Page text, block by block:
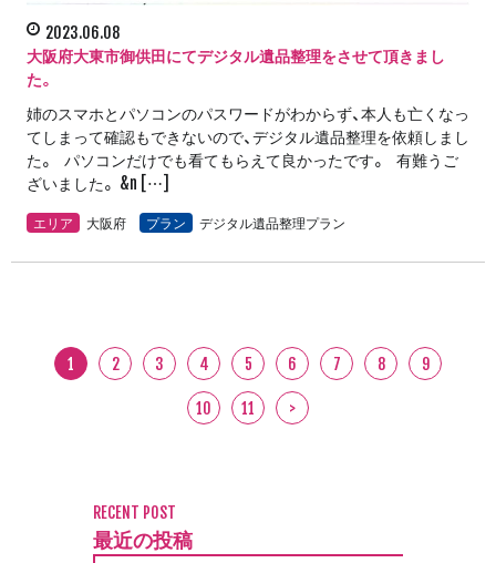
2023.06.08
大阪府大東市御供田にてデジタル遺品整理をさせて頂きまし
た。
姉のスマホとパソコンのパスワードがわからず、本人も亡くなっ
てしまって確認もできないので、デジタル遺品整理を依頼しまし
た。 パソコンだけでも看てもらえて良かったです。 有難うご
ざいました。 &n […]
エリア 大阪府 プラン デジタル遺品整理プラン
1 2 3 4 5 6 7 8
9
10
11 >
RECENT POST
最近の投稿